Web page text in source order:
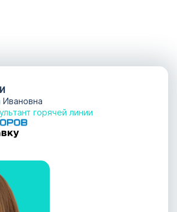
Ивановна
горячей линии